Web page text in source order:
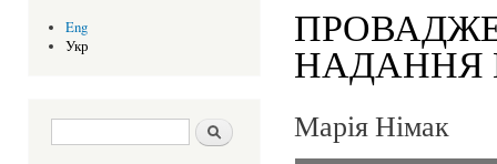
Eng
Укр
Search form Шукати
НАДАННЯ
Марія Німак